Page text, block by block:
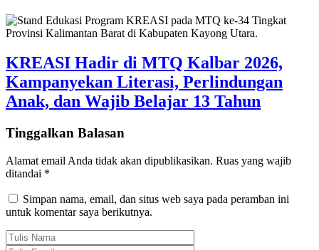
KREASI Hadir di MTQ Kalbar 2026,
Kampanyekan Literasi, Perlindungan
Anak, dan Wajib Belajar 13 Tahun
Tinggalkan Balasan
Alamat email Anda tidak akan dipublikasikan. Ruas yang wajib
ditandai *
Simpan nama, email, dan situs web saya pada peramban ini
untuk komentar saya berikutnya.